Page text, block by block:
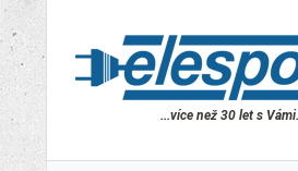
...více než 30 let s